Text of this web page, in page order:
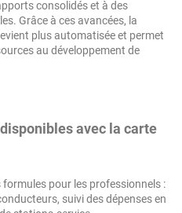
consolidés et à des
Grâce à ces avancées, la
plus automatisée et permet
au développement de
avec la carte
pour les professionnels :
suivi des dépenses en